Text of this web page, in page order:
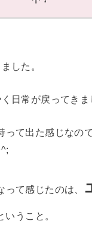
した。
日常が戻ってきま
って出た感じなの
って感じたのは、
いうこと。